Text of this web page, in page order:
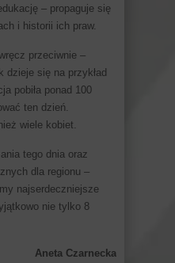
– propaguje się
i historii ich praw.
przeciwnie –
dzieje się na przykład
pobiła ponad 100
ten dzień.
wiele kobiet.
tego dnia oraz
dla regionu –
najserdeczniejsze
nie tylko 8
Aneta Czarnecka